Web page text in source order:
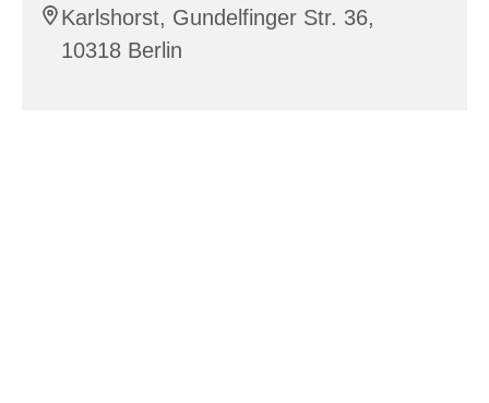
Karlshorst, Gundelfinger Str. 36,
10318 Berlin